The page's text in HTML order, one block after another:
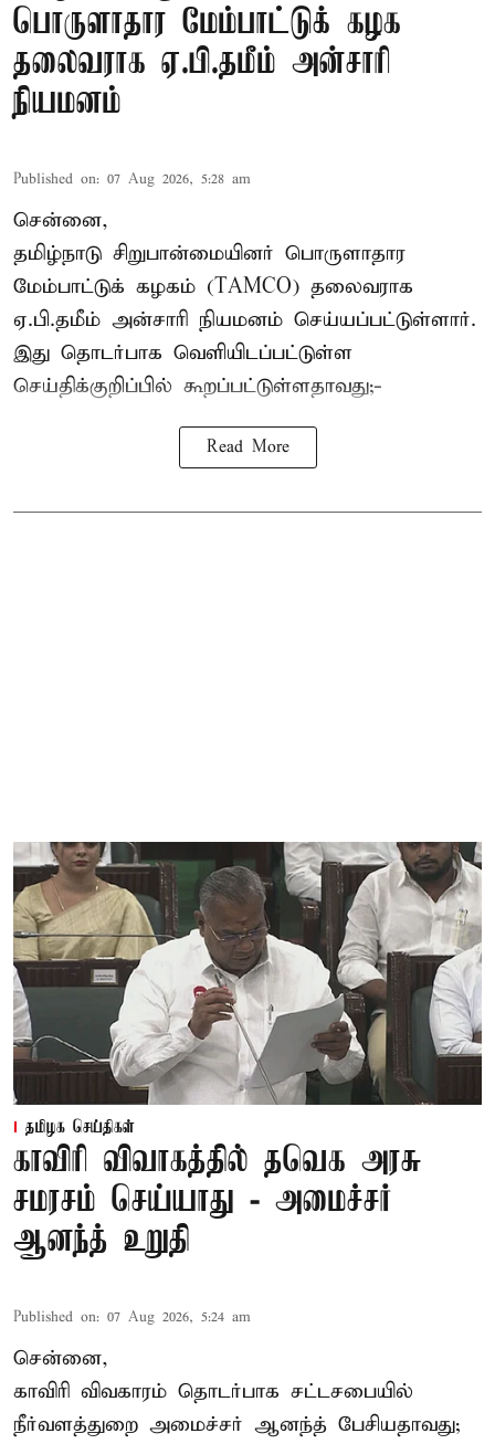
பொருளாதார மேம்பாட்டுக் கழக
தலைவராக ஏ.பி.தமீம் அன்சாரி
நியமனம்
Published on: 07 Aug 2026, 5:28 am
சென்னை,
தமிழ்நாடு சிறுபான்மையினர் பொருளாதார
மேம்பாட்டுக் கழகம் (TAMCO) தலைவராக
ஏ.பி.தமீம் அன்சாரி நியமனம் செய்யப்பட்டுள்ளார்.
இது தொடர்பாக வெளியிடப்பட்டுள்ள
செய்திக்குறிப்பில் கூறப்பட்டுள்ளதாவது;-
Read More
தமிழக செய்திகள்
காவிரி விவாகத்தில் தவெக அரசு
சமரசம் செய்யாது - அமைச்சர்
ஆனந்த் உறுதி
Published on: 07 Aug 2026, 5:24 am
சென்னை,
காவிரி விவகாரம் தொடர்பாக சட்டசபையில்
நீர்வளத்துறை அமைச்சர் ஆனந்த் பேசியதாவது;